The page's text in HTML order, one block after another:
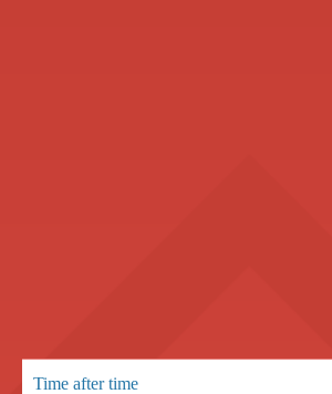
Time after time